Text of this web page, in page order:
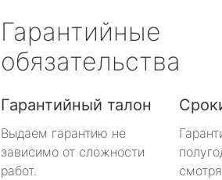
Гарантийные
обязательства
Гарантийный талон
Выдаем гарантию не
зависимо от сложности
работ.